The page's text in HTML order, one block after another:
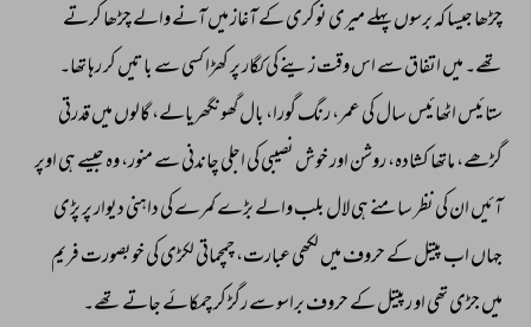
چڑھا جیسا کہ برسوں پہلے میری نوکری کے آغاز میں آنے والے چڑھا کرتے
تھے۔ میں اتفاق سے اس وقت زینے کی کگار پر کھڑا کسی سے باتیں کر رہا تھا۔
ستائیس اٹھائیس سال کی عمر، رنگ گورا، بال گھونگھریالے، گالوں میں قدرتی
گڑھے، ماتھا کشادہ، روشن اور خوش نصیبی کی اجلی چاندنی سے منور، وہ جیسے ہی اوپر
آئیں ان کی نظر سامنے ہی لال بلب والے بڑے کمرے کی داہنی دیوار پر پڑی
جہاں اب پیتل کے حروف میں لکھی عبارت، چمچماتی لکڑی کی خوبصورت فریم
میں جڑی تھی او رپیتل کے حروف براسو سے رگڑ کر چمکائے جاتے تھے۔